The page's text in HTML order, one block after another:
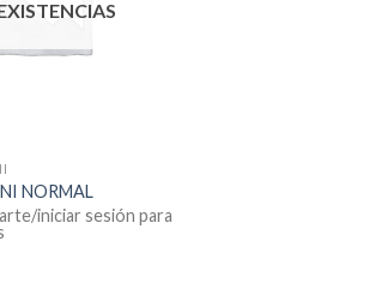
NORMAL
iniciar sesión para